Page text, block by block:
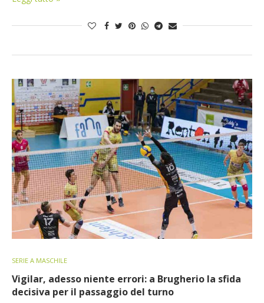
SERIE A MASCHILE
Vigilar, adesso niente errori: a Brugherio la sfida
decisiva per il passaggio del turno